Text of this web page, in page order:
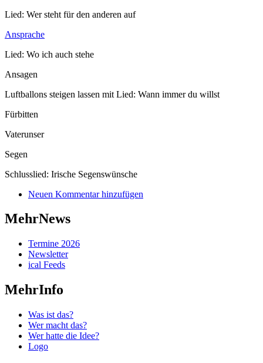
Lied: Wer steht für den anderen auf
Ansprache
Lied: Wo ich auch stehe
Ansagen
Luftballons steigen lassen mit Lied: Wann immer du willst
Fürbitten
Vaterunser
Segen
Schlusslied: Irische Segenswünsche
Neuen Kommentar hinzufügen
MehrNews
Termine 2026
Newsletter
ical Feeds
MehrInfo
Was ist das?
Wer macht das?
Wer hatte die Idee?
Logo